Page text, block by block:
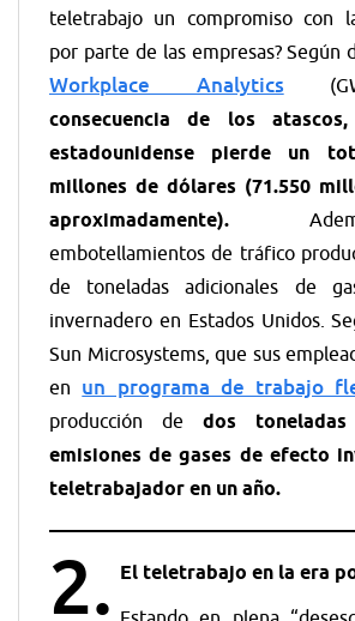
teletrabajo un compromiso con
por parte de las empresas? Según
Workplace Analytics
consecuencia de los
estadounidense pierde un
millones de dólares (71.550
aproximadamente).
embotellamientos de tráfico
de toneladas adicionales de
invernadero en Estados Unidos.
Sun Microsystems, que sus
en un programa de trabajo
producción de dos
emisiones de gases de efecto
teletrabajador en un año.
2. El teletrabajo en la era